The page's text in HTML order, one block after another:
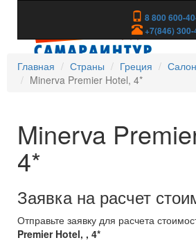
8 800 600-
+7(846)
Главная
Страны Греция
Minerva Premier Hotel, 4*
Minerva
4*
Заявка на расчет
Отправьте заявку для расчета
Premier Hotel, , 4*